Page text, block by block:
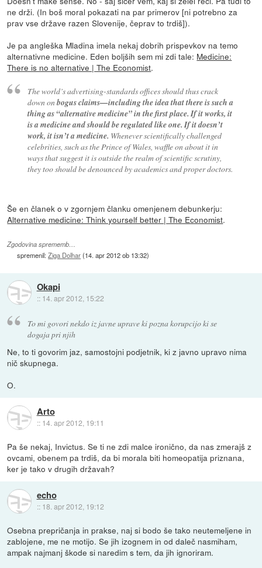
ne drži. (In boš moral pokazati na par primerov [ni potrebno za
prav vse države razen Slovenije, čeprav to trdiš]).
Je pa angleška Mladina imela nekaj dobrih prispevkov na temo
alternativne medicine. Eden boljših sem mi zdi tale: Medicine:
There is no alternative | The Economist.
The world’s advertising-standards offices should thus crack
down onbogus claims—including the idea that there is such a
thing as “alternative medicine” in the first place. If it works, it
is a medicine and should be regulated like one. If it doesn’t
work, it isn’t a medicine. Whenever scientifically challenged
celebrities, such as the Prince of Wales, waffle on about it in
ways that suggest it is outside the realm of scientific scrutiny,
they too should be denounced by academics and proper doctors.
Še en članek o v zgornjem članku omenjenem debunkerju:
Alternative medicine: Think yourself better | The Economist.
Zgodovina sprememb…
spremenil:Ziga Dolhar(14. apr 2012 ob 13:32)
Okapi
:: 14. apr 2012, 15:22
To mi govori nekdo iz javne uprave ki pozna korupcijo ki se
dogaja pri njih
Ne, to ti govorim jaz, samostojni podjetnik, ki z javno upravo nima
nič skupnega.
O.
Arto
:: 14. apr 2012, 19:11
Pa še nekaj, Invictus. Se ti ne zdi malce ironično, da nas zmerajš z
ovcami, obenem pa trdiš, da bi morala biti homeopatija priznana,
ker je tako v drugih državah?
echo
:: 18. apr 2012, 19:12
Osebna prepričanja in prakse, naj si bodo še tako neutemeljene in
zablojene, me ne motijo. Se jih izognem in od daleč nasmiham,
ampak najmanj škode si naredim s tem, da jih ignoriram.